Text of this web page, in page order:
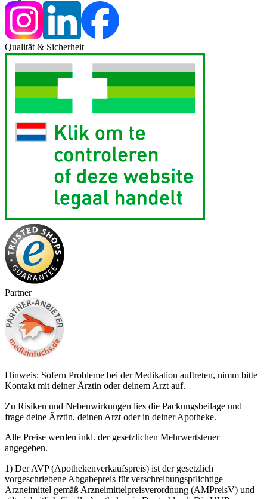
Qualität & Sicherheit
Partner
Hinweis: Sofern Probleme bei der Medikation auftreten, nimm bitte
Kontakt mit deiner Ärztin oder deinem Arzt auf.
Zu Risiken und Nebenwirkungen lies die Packungsbeilage und
frage deine Ärztin, deinen Arzt oder in deiner Apotheke.
Alle Preise werden inkl. der gesetzlichen Mehrwertsteuer
angegeben.
1) Der AVP (Apothekenverkaufspreis) ist der gesetzlich
vorgeschriebene Abgabepreis für verschreibungspflichtige
Arzneimittel gemäß Arzneimittelpreisverordnung (AMPreisV) und